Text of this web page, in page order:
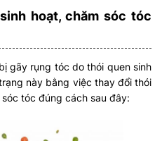
hoạt, chăm sóc tóc
gãy rụng tóc do thói quen sinh
này bằng việc thay đổi thói
tóc đúng cách sau đây: